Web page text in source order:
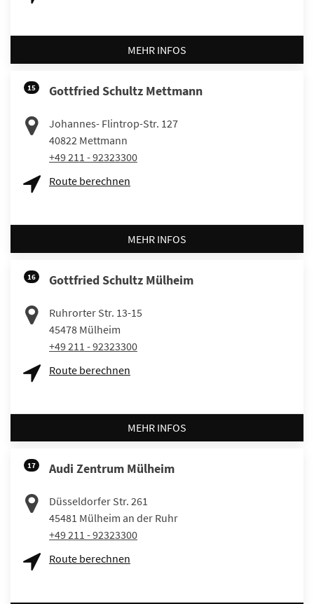
MEHR INFOS
15 Gottfried Schultz Mettmann
Johannes- Flintrop-Str. 127
40822 Mettmann
+49 211 - 92323300
Route berechnen
MEHR INFOS
16 Gottfried Schultz Mülheim
Ruhrorter Str. 13-15
45478 Mülheim
+49 211 - 92323300
Route berechnen
MEHR INFOS
17 Audi Zentrum Mülheim
Düsseldorfer Str. 261
45481 Mülheim an der Ruhr
+49 211 - 92323300
Route berechnen